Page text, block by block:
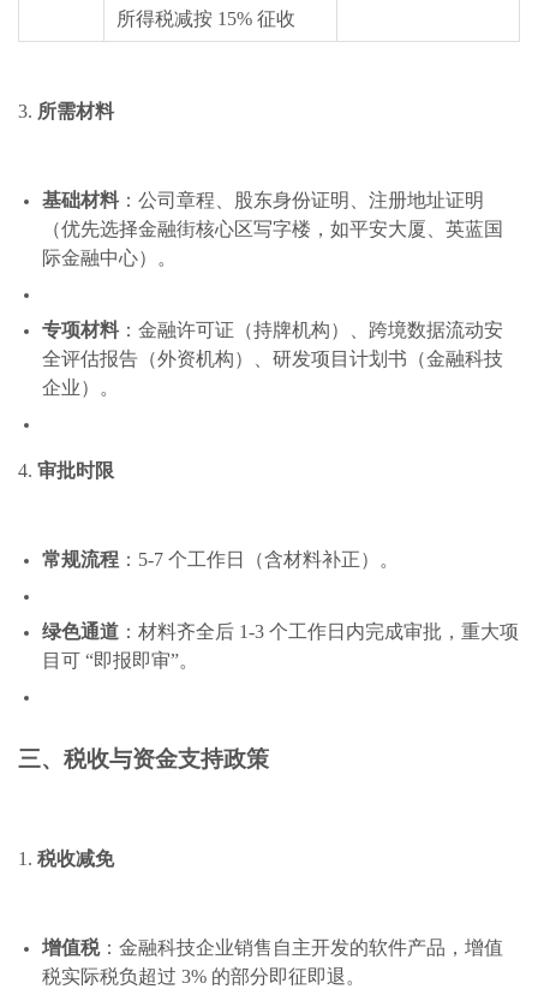
所得税减按 15% 征收
3. 所需材料
基础材料：公司章程、股东身份证明、注册地址证明
（优先选择金融街核心区写字楼，如平安大厦、英蓝国
际金融中心）。
专项材料：金融许可证（持牌机构）、跨境数据流动安
全评估报告（外资机构）、研发项目计划书（金融科技
企业）。
4. 审批时限
常规流程 ：5-7 个工作日（含材料补正）。
绿色通道 ：材料齐全后 1-3 个工作日内完成审批，重大项
目可 “即报即审”。
三、税收与资金支持政策
1. 税收减免
增值税：金融科技企业销售自主开发的软件产品，增值
税实际税负超过 3% 的部分即征即退。